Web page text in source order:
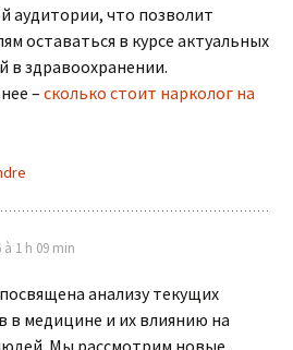
аудитории, что позволит
оставаться в курсе актуальных
в здравоохранении.
–сколько стоит нарколог на
à 1 h 09 min
анализу текущих
в медицине и их влиянию на
Мы рассмотрим новые